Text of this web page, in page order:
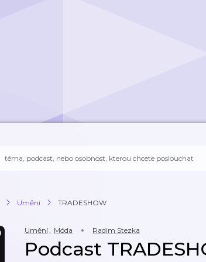
Umění TRADESHOW
Umění, Móda Radim Stezka
Podcast